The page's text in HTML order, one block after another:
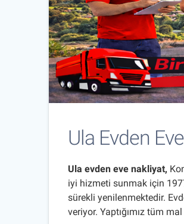
Ula Evden
Ula evden eve nakliyat,
iyi hizmeti sunmak için
sürekli yenilenmektedir.
veriyor. Yaptığımız tüm